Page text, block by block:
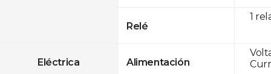
Relé
Eléctrica Alimentación
1